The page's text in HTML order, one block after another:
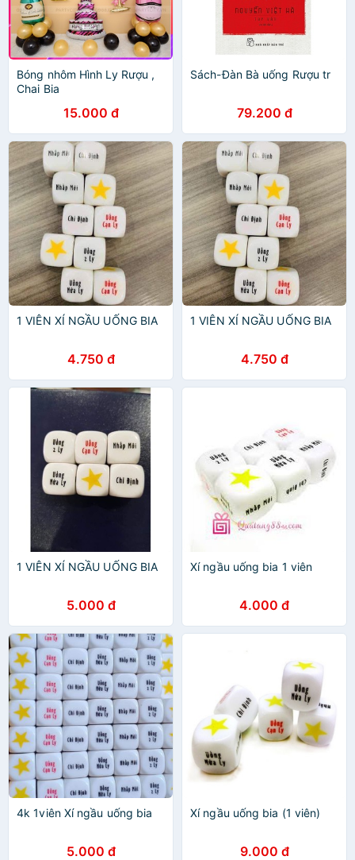
Bóng nhôm Hình Ly Rượu ,
Chai Bia
15.000 đ
Sách-Đàn Bà uống Rượu tr
79.200 đ
1 VIÊN XÍ NGẦU UỐNG BIA
4.750 đ
1 VIÊN XÍ NGẦU UỐNG BIA
4.750 đ
1 VIÊN XÍ NGẦU UỐNG BIA
5.000 đ
Xí ngầu uống bia 1 viên
4.000 đ
4k 1viên Xí ngầu uống bia
5.000 đ
Xí ngầu uống bia (1 viên)
9.000 đ